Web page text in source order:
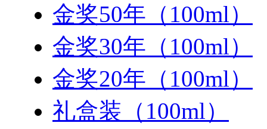
金奖50年（100ml）
金奖30年（100ml）
金奖20年（100ml）
礼盒装（100ml）